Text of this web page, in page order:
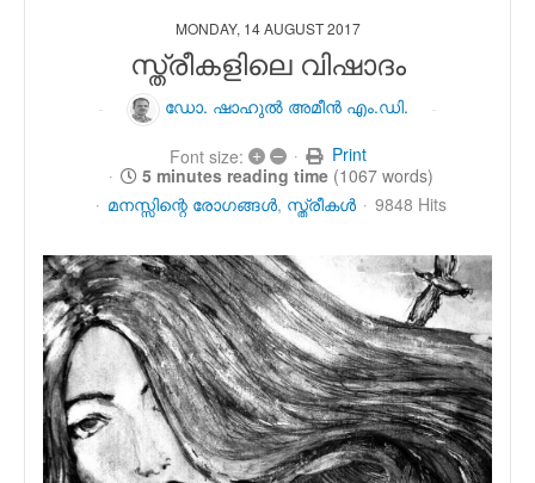
MONDAY, 14 AUGUST 2017
സ്ത്രീകളിലെ വിഷാദം
ഡോ. ഷാഹുല്‍ അമീന്‍ എം.ഡി.
Font size: + –
Print
5 minutes reading time (1067 words)
മനസ്സിന്റെ രോഗങ്ങള്‍ സ്ത്രീകള്‍ 9848 Hits